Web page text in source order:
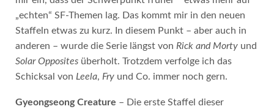
„echten“ SF-Themen lag. Das kommt mir in den neuen
Staffeln etwas zu kurz. In diesem Punkt – aber auch in
anderen – wurde die Serie längst von Rick and Mortyund
Solar Oppositesüberholt. Trotzdem verfolge ich das
Schicksal von Leela, Fryund Co. immer noch gern.
Gyeongseong Creature – Die erste Staffel dieser